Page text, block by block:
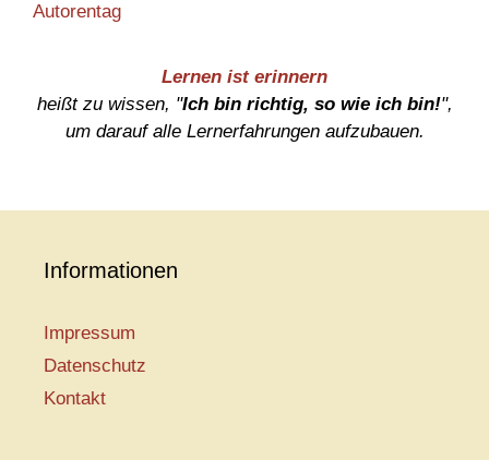
Autorentag
Lernen ist erinnern
heißt zu wissen, "Ich bin richtig, so wie ich bin!",
um darauf alle Lernerfahrungen aufzubauen.
Informationen
Impressum
Datenschutz
Kontakt